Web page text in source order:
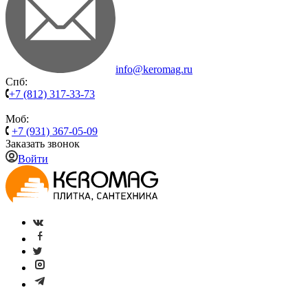
info@keromag.ru
Спб:
+7 (812) 317-33-73
Моб:
+7 (931) 367-05-09
Заказать звонок
Войти